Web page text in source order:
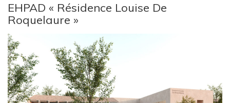
EHPAD « Résidence Louise De
Roquelaure »